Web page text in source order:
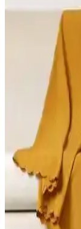
Koltuk Örtüsü
Modellerinin
Viaden Asya ve
kullanım
yorumlarıyla
Karaca
İncelemesi ve
Wilma antrasit
öne çıkar. Yıkama
estetik ve
sunar.
Bright Home